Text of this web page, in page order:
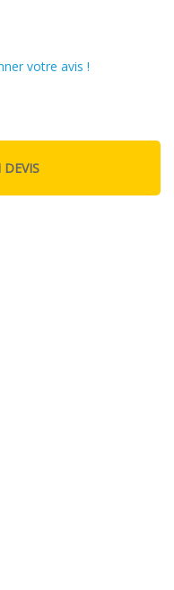
votre avis !